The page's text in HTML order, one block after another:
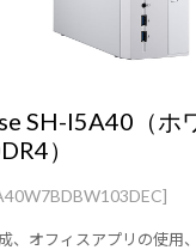
SH-I5A40（ホ
）
、オフィスアプリの使用